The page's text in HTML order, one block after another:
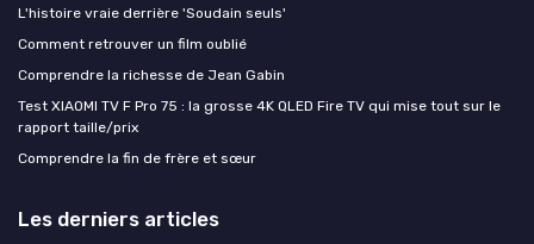
L'histoire vraie derrière 'Soudain seuls'
Comment retrouver un film oublié
Comprendre la richesse de Jean Gabin
Test XIAOMI TV F Pro 75 : la grosse 4K QLED Fire TV qui mise tout sur le
rapport taille/prix
Comprendre la fin de frère et sœur
Les derniers articles